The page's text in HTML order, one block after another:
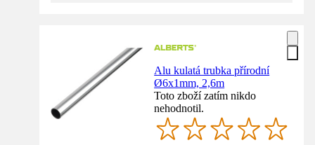
Alu kulatá trubka přírodní
Ø6x1mm, 2,6m
Toto zboží zatím nikdo
nehodnotil.